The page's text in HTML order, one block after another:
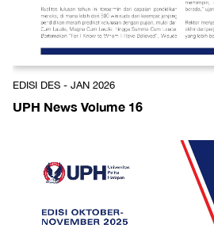
EDISI DES - JAN 2026
UPH News Volume 16